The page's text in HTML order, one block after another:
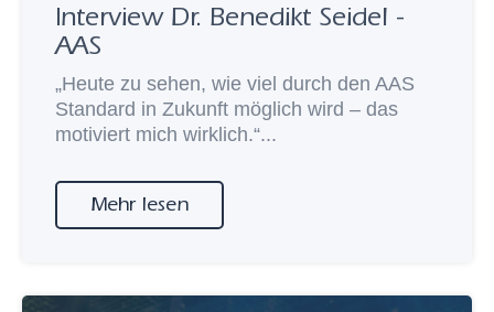
Interview Dr. Benedikt Seidel -
AAS
„Heute zu sehen, wie viel durch den AAS
Standard in Zukunft möglich wird – das
motiviert mich wirklich.“...
Mehr lesen